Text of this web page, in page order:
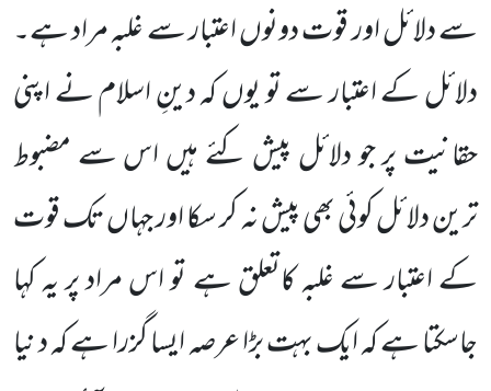
سے دلائل اور قوت دونوں اعتبار سے غلبہ مراد ہے۔
دلائل کے اعتبار سے تو یوں کہ دینِ اسلام نے اپنی
حقانیت پر جو دلائل پیش کئے ہیں اس سے مضبوط
ترین دلائل کوئی بھی پیش نہ کر سکا اور جہاں تک قوت
کے اعتبار سے غلبہ کاتعلق ہے تو اس مراد پر یہ کہا
جاسکتا ہے کہ ایک بہت بڑا عرصہ ایسا گزرا ہے کہ د نیا